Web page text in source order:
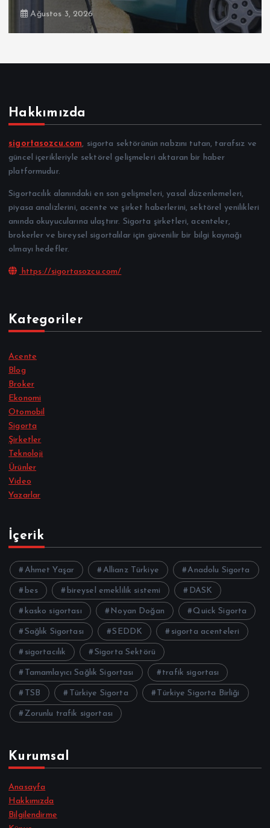
Ağustos 3, 2026
Hakkımızda
sigortasozcu.com, sigorta sektörünün nabzını tutan, tarafsız ve
güncel içerikleriyle sektörel gelişmeleri aktaran bir haber
platformudur.
Sigortacılık alanındaki en son gelişmeleri, yasal düzenlemeleri,
piyasa analizlerini, acente ve şirket haberlerini, sektörel yenilikleri
anında okuyucularına ulaştırır. Sigorta şirketleri, acenteler,
brokerler ve bireysel sigortalılar için güvenilir bir bilgi kaynağı
olmayı hedefler.
https://sigortasozcu.com/
Kategoriler
Acente
Blog
Broker
Ekonomi
Otomobil
Sigorta
Şirketler
Teknoloji
Ürünler
Video
Yazarlar
İçerik
Ahmet Yaşar Allianz Türkiye Anadolu Sigorta
bes bireysel emeklilik sistemi DASK
kasko sigortası Noyan Doğan Quick Sigorta
Sağlık Sigortası SEDDK sigorta acenteleri
sigortacılık Sigorta Sektörü
Tamamlayıcı Sağlık Sigortası trafik sigortası
TSB Türkiye Sigorta Türkiye Sigorta Birliği
Zorunlu trafik sigortası
Kurumsal
Anasayfa
Hakkımızda
Bilgilendirme